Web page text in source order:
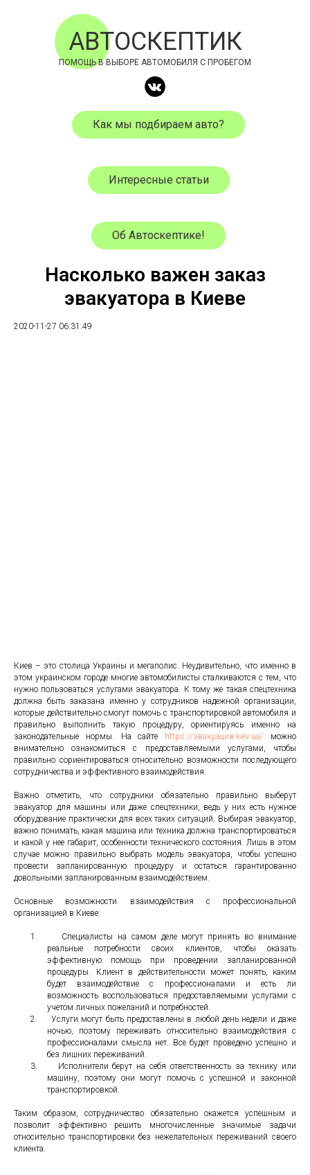
АВТОСКЕПТИК
ПОМОЩЬ В ВЫБОРЕ АВТОМОБИЛЯ С ПРОБЕГОМ
Как мы подбираем авто?
Интересные статьи
Об Автоскептике!
Насколько важен заказ
эвакуатора в Киеве
2020-11-27 06:31:49
Киев – это столица Украины и мегаполис. Неудивительно, что именно в
этом украинском городе многие автомобилисты сталкиваются с тем, что
нужно пользоваться услугами эвакуатора. К тому же такая спецтехника
должна быть заказана именно у сотрудников надежной организации,
которые действительно смогут помочь с транспортировкой автомобиля и
правильно выполнить такую процедуру, ориентируясь именно на
законодательные нормы. На сайте https://эвакуация.kiev.ua/
можно
внимательно ознакомиться с предоставляемыми услугами, чтобы
правильно сориентироваться относительно возможности последующего
сотрудничества и эффективного взаимодействия.
Важно отметить, что сотрудники обязательно правильно выберут
эвакуатор для машины или даже спецтехники, ведь у них есть нужное
оборудование практически для всех таких ситуаций. Выбирая эвакуатор,
важно понимать, какая машина или техника должна транспортироваться
и какой у нее габарит, особенности технического состояния. Лишь в этом
случае можно правильно выбрать модель эвакуатора, чтобы успешно
провести запланированную процедуру и остаться гарантированно
довольными запланированным взаимодействием.
Основные возможности взаимодействия с профессиональной
организацией в Киеве:
1.
Специалисты на самом деле могут принять во внимание
реальные потребности своих клиентов, чтобы оказать
эффективную помощь при проведении запланированной
процедуры. Клиент в действительности может понять, каким
будет взаимодействие с профессионалами и есть ли
возможность воспользоваться предоставляемыми услугами с
учетом личных пожеланий и потребностей.
2.
Услуги могут быть предоставлены в любой день недели и даже
ночью, поэтому переживать относительно взаимодействия с
профессионалами смысла нет. Все будет проведено успешно и
без лишних переживаний.
3.
Исполнители берут на себя ответственность за технику или
машину, поэтому они могут помочь с успешной и законной
транспортировкой.
Таким образом, сотрудничество обязательно окажется успешным и
позволит эффективно решить многочисленные значимые задачи
относительно транспортировки без нежелательных переживаний своего
клиента.